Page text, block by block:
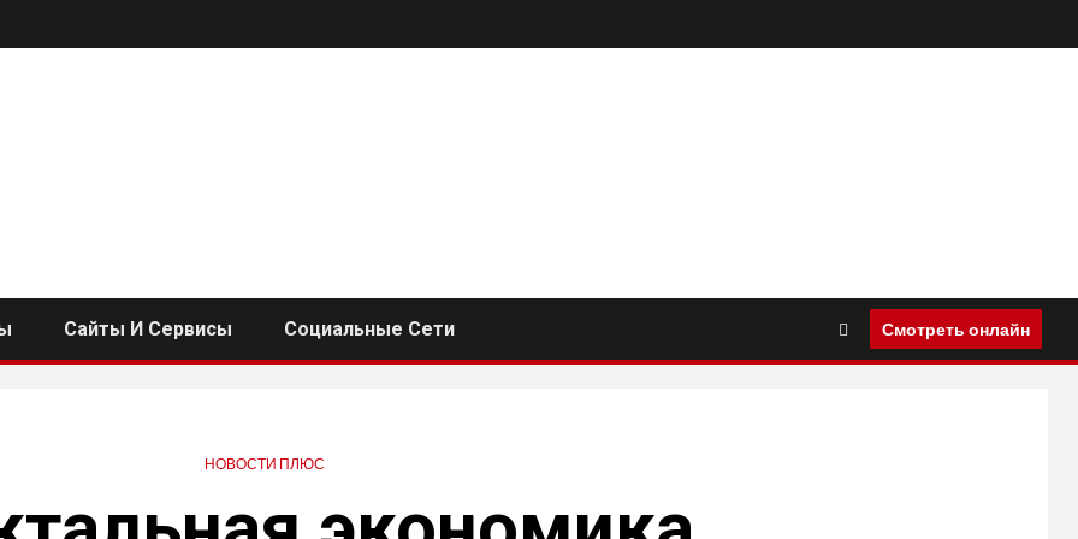
Сайты И Сервисы Социальные Сети Смотреть онлайн
НОВОСТИ ПЛЮС